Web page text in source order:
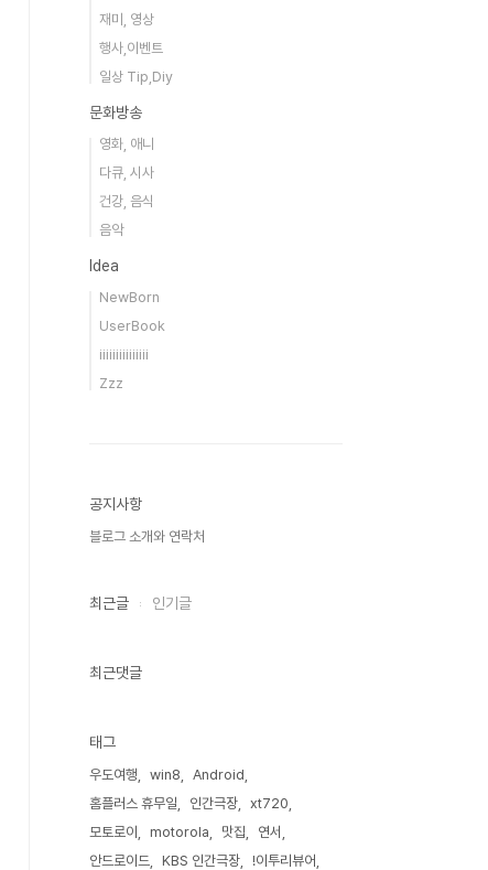
재미, 영상
행사,이벤트
일상 Tip,Diy
문화방송
영화, 애니
다큐, 시사
건강, 음식
음악
Idea
NewBorn
UserBook
iiiiiiiiiiiiiii
Zzz
공지사항
블로그 소개와 연락처
최근글 인기글
최근댓글
태그
우도여행 win8
Android
홈플러스 휴무일
인간극장
xt720
모토로이
motorola 맛집
연서
안드로이드
KBS 인간극장
!이투리뷰어